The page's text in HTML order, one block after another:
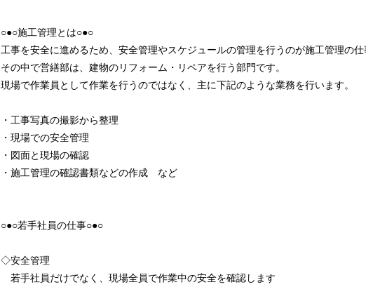
○●○施工管理とは○●○
工事を安全に進めるため、安全管理やスケジュールの管理を行うのが施工管理の仕
その中で営繕部は、建物のリフォーム・リペアを行う部門です。
現場で作業員として作業を行うのではなく、主に下記のような業務を行います。
・工事写真の撮影から整理
・現場での安全管理
・図面と現場の確認
・施工管理の確認書類などの作成 など
○●○若手社員の仕事○●○
◇安全管理
若手社員だけでなく、現場全員で作業中の安全を確認します